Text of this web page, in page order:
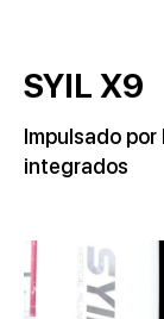
SYIL X9
Impulsado
integrados